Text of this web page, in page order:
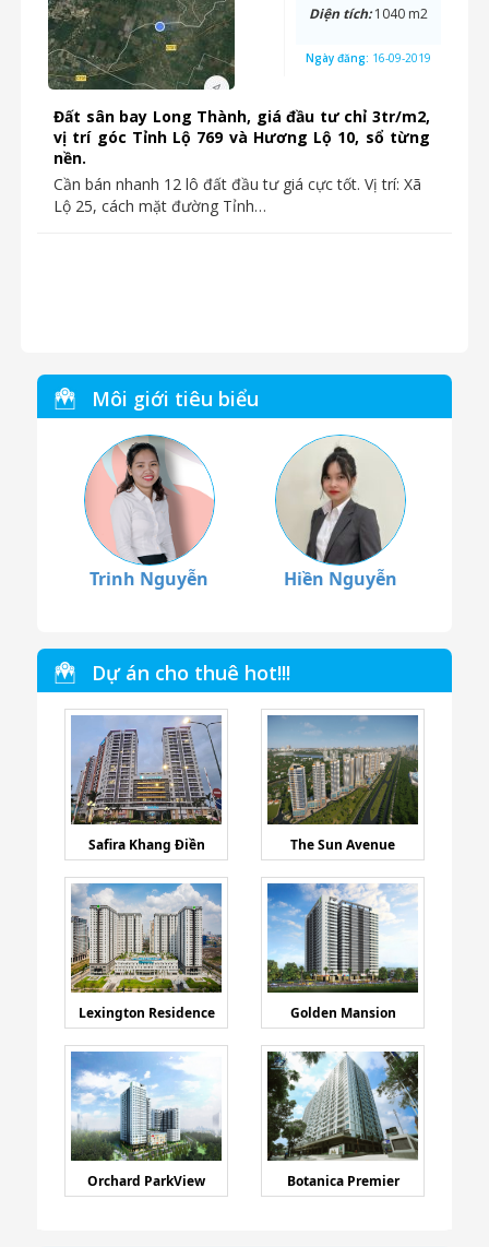
Đất sân bay Long Thành, giá đầu tư chỉ 3tr/m2,
vị trí góc Tỉnh Lộ 769 và Hương Lộ 10, sổ từng
nền.
Cần bán nhanh 12 lô đất đầu tư giá cực tốt. Vị trí: Xã
Lộ 25, cách mặt đường Tỉnh…
Diện tích:1040 m2
Ngày đăng: 16-09-2019
Môi giới tiêu biểu
Trinh Nguyễn Hiền Nguyễn
Dự án cho thuê hot!!!
Safira Khang Điền The Sun Avenue
Lexington Residence Golden Mansion
Orchard ParkView Botanica Premier